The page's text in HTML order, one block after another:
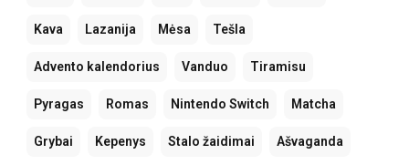
Kava Lazanija Mėsa Tešla
Advento kalendorius Vanduo Tiramisu
Pyragas Romas Nintendo Switch Matcha
Grybai Kepenys Stalo žaidimai Ašvaganda